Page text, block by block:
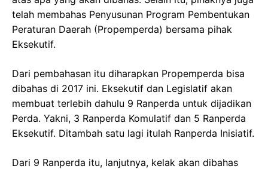
telah membahas Penyusunan Program Pembentukan
Peraturan Daerah (Propemperda) bersama pihak
Eksekutif.
Dari pembahasan itu diharapkan Propemperda bisa
dibahas di 2017 ini. Eksekutif dan Legislatif akan
membuat terlebih dahulu 9 Ranperda untuk dijadikan
Perda. Yakni, 3 Ranperda Komulatif dan 5 Ranperda
Eksekutif. Ditambah satu lagi itulah Ranperda Inisiatif.
Dari 9 Ranperda itu, lanjutnya, kelak akan dibahas